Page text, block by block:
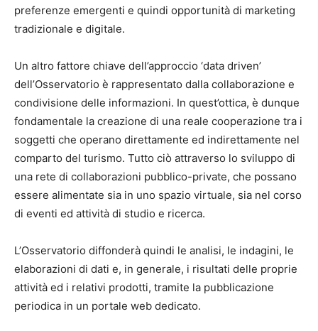
preferenze emergenti e quindi opportunità di marketing
tradizionale e digitale.
Un altro fattore chiave dell’approccio ‘data driven’
dell’Osservatorio è rappresentato dalla collaborazione e
condivisione delle informazioni. In quest’ottica, è dunque
fondamentale la creazione di una reale cooperazione tra i
soggetti che operano direttamente ed indirettamente nel
comparto del turismo. Tutto ciò attraverso lo sviluppo di
una rete di collaborazioni pubblico-private, che possano
essere alimentate sia in uno spazio virtuale, sia nel corso
di eventi ed attività di studio e ricerca.
L’Osservatorio diffonderà quindi le analisi, le indagini, le
elaborazioni di dati e, in generale, i risultati delle proprie
attività ed i relativi prodotti, tramite la pubblicazione
periodica in un portale web dedicato.